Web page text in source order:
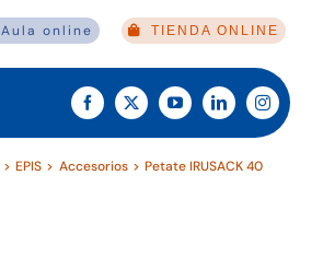
Aula online TIENDA ONLINE
EPIS Accesorios Petate IRUSACK 40